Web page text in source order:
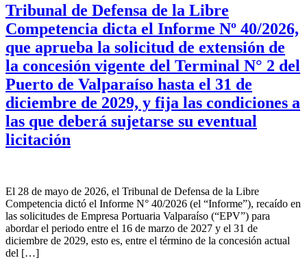
Tribunal de Defensa de la Libre
Competencia dicta el Informe Nº 40/2026,
que aprueba la solicitud de extensión de
la concesión vigente del Terminal N° 2 del
Puerto de Valparaíso hasta el 31 de
diciembre de 2029, y fija las condiciones a
las que deberá sujetarse su eventual
licitación
El 28 de mayo de 2026, el Tribunal de Defensa de la Libre
Competencia dictó el Informe N° 40/2026 (el “Informe”), recaído en
las solicitudes de Empresa Portuaria Valparaíso (“EPV”) para
abordar el periodo entre el 16 de marzo de 2027 y el 31 de
diciembre de 2029, esto es, entre el término de la concesión actual
del […]